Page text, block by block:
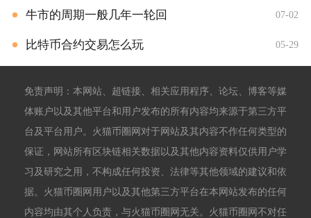
牛市的周期一般几年一轮回 07-02
比特币合约交易怎么玩 05-29
免责声明：本网站、超链接、相关应用程序、论坛、博客等媒
体账户以及其他平台和用户发布的所有内容均来源于第三方平
台及平台用户。火猫币圈网对于网站及其内容不作任何类型的
保证，网站所有区块链相关数据以及其他内容资料仅供用户学
习及研究之用，不构成任何投资、法律等其他领域的建议和依
据。火猫币圈网用户以及其他第三方平台在本网站发布的任何
内容均由其个人负责，与火猫币圈网无关。火猫币圈网不对任